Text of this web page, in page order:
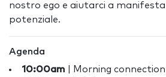
nostro ego e aiutarci a
potenziale.
Agenda
10:00am | Morning